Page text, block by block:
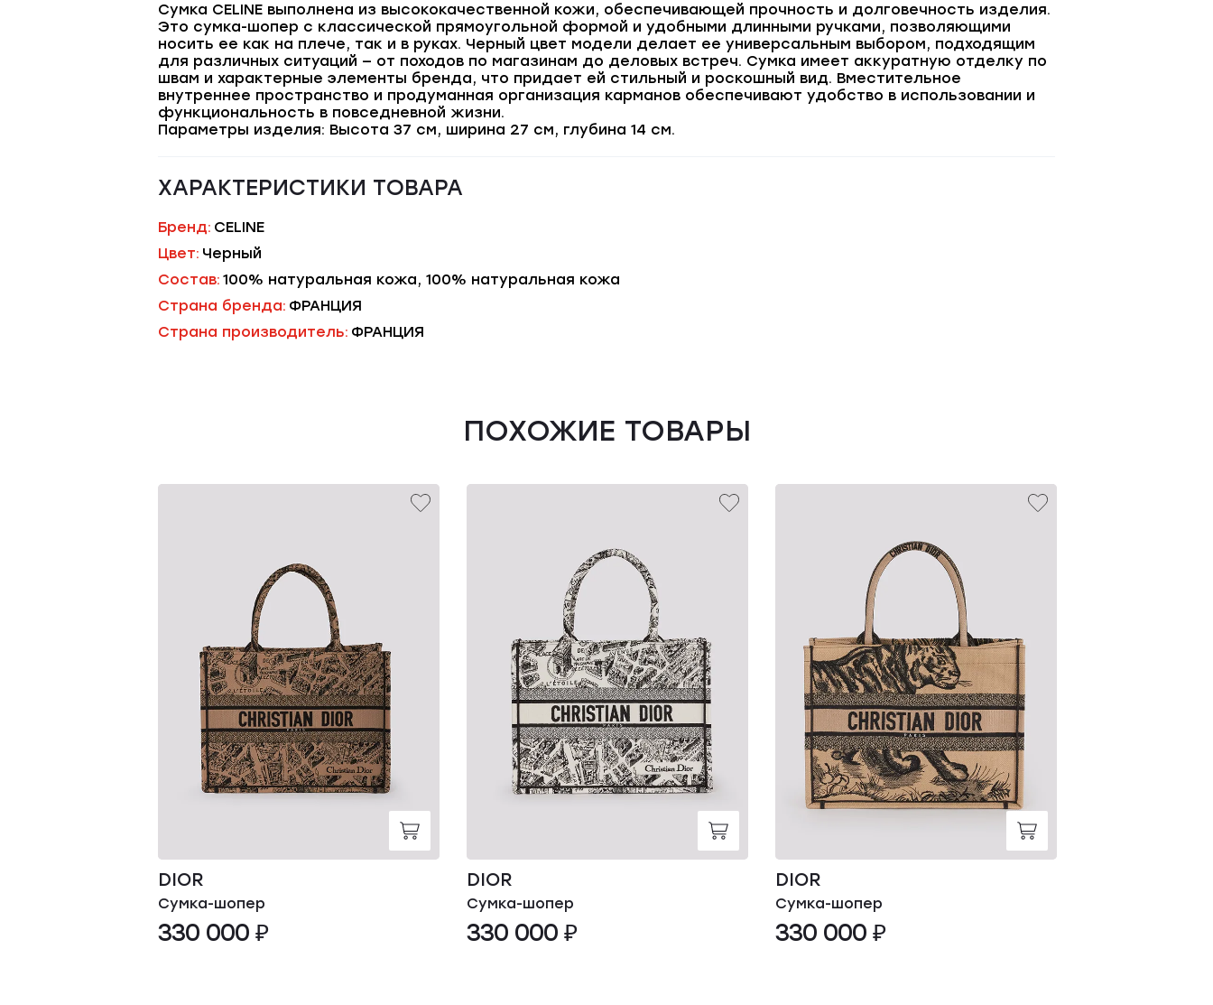
Сумка CELINE выполнена из высококачественной кожи, обеспечивающей прочность и долговечность изделия.
Это сумка-шопер с классической прямоугольной формой и удобными длинными ручками, позволяющими
носить ее как на плече, так и в руках. Черный цвет модели делает ее универсальным выбором, подходящим
для различных ситуаций — от походов по магазинам до деловых встреч. Сумка имеет аккуратную отделку по
швам и характерные элементы бренда, что придает ей стильный и роскошный вид. Вместительное
внутреннее пространство и продуманная организация карманов обеспечивают удобство в использовании и
функциональность в повседневной жизни.
Параметры изделия: Высота 37 см, ширина 27 см, глубина 14 см.
ХАРАКТЕРИСТИКИ ТОВАРА
Бренд: CELINE
Цвет: Черный
Состав: 100% натуральная кожа, 100% натуральная кожа
Страна бренда: ФРАНЦИЯ
Страна производитель: ФРАНЦИЯ
ПОХОЖИЕ ТОВАРЫ
DIOR
Сумка-шопер
330 000 ₽
DIOR
Сумка-шопер
330 000 ₽
DIOR
Сумка-шопер
330 000 ₽